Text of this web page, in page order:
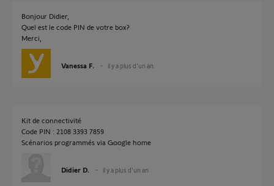
Bonjour Didier,
Quel est le code PIN de votre box?
Merci,
Vanessa F. il y a plus d'un an
Kit de connectivité
Code PIN : 2108 3393 7859
Scénarios programmés via Google home
Didier D. il y a plus d'un an